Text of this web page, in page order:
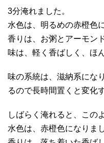
3分淹れました。
水色は、明るめの赤橙色
香りは、お粥とアーモン
味は、軽く香ばしく、ほ
味の系統は、滋納系にな
るので長時間置くと変化
しばらく淹れると、この
水色は、赤橙色になりま